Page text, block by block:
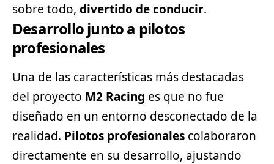
sobre todo, divertido de conducir.
Desarrollo junto a pilotos
profesionales
Una de las características más destacadas
del proyecto M2 Racing es que no fue
diseñado en un entorno desconectado de la
realidad. Pilotos profesionales colaboraron
directamente en su desarrollo, ajustando